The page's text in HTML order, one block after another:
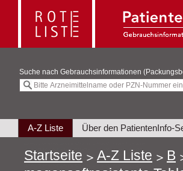
Suche nach Gebrauchsinformationen
A-Z Liste Über den PatientenInfo-
Startseite A-Z Liste B